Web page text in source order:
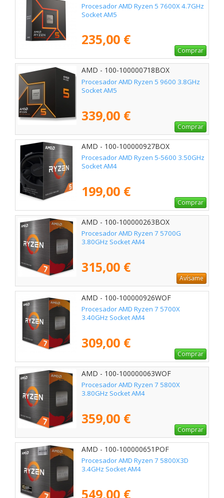
Procesador AMD Ryzen 5 7600X 4.7GHz
Socket AM5
235,00 €
Comprar
AMD - 100-100000718BOX
Procesador AMD Ryzen 5 9600 3.8GHz
Socket AM5
339,00 €
Comprar
AMD - 100-100000927BOX
Procesador AMD Ryzen 5-5600 3.50GHz
Socket AM4
199,00 €
Comprar
AMD - 100-100000263BOX
Procesador AMD Ryzen 7 5700G
3.80GHz Socket AM4
315,00 €
Avísame
AMD - 100-100000926WOF
Procesador AMD Ryzen 7 5700X
3.40GHz Socket AM4
309,00 €
Comprar
AMD - 100-100000063WOF
Procesador AMD Ryzen 7 5800X
3.80GHz Socket AM4
359,00 €
Comprar
AMD - 100-100000651POF
Procesador AMD Ryzen 7 5800X3D
3.4GHz Socket AM4
549,00 €